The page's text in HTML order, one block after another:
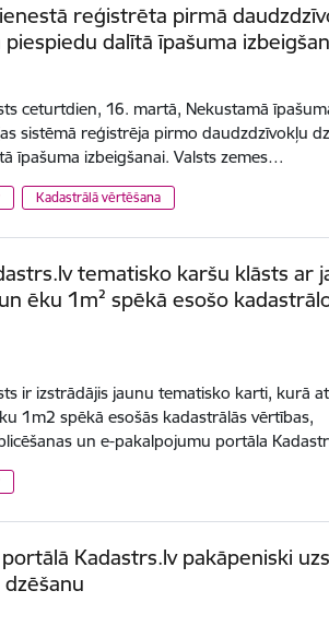
reģistrēta pirmā
dalītā īpašuma
ceturtdien, 16. martā, Nekustamā
sistēmā reģistrēja pirmo daudzdzīvokļu
īpašuma izbeigšanai. Valsts zemes…
Kadastrālā vērtēšana
tematisko karšu klāsts ar
ēku 1m² spēkā esošo
ir izstrādājis jaunu tematisko karti, kurā
1m2 spēkā esošās kadastrālās vērtības,
un e-pakalpojumu portāla
Kadastrs.lv pakāpeniski